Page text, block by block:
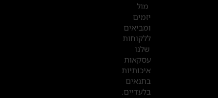
מול
יזמים
ומביאים
ללקוחות
שלנו
עסקאות
איכותיות
בתנאים
בלעדיים.